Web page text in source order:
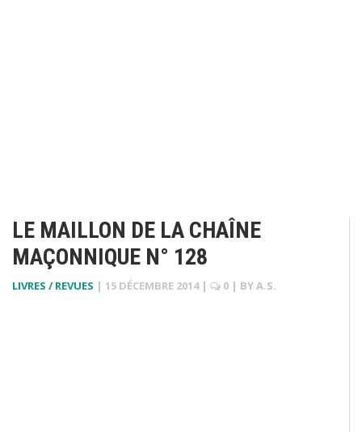
LE MAILLON DE LA CHAÎNE
MAÇONNIQUE N° 128
LIVRES / REVUES | 15 DÉCEMBRE 2014 | 0 | BYA.S.